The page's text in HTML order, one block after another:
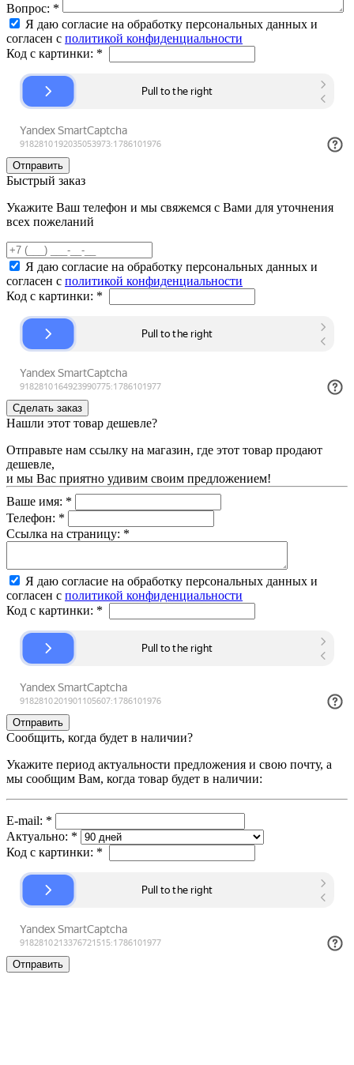
Вопрос: *
Я даю согласие на обработку персональных данных и
согласен с политикой конфиденциальности
Код с картинки: *
Быстрый заказ
Укажите Ваш телефон и мы свяжемся с Вами для уточнения
всех пожеланий
Я даю согласие на обработку персональных данных и
согласен с политикой конфиденциальности
Код с картинки: *
Нашли этот товар дешевле?
Отправьте нам ссылку на магазин, где этот товар продают
дешевле,
и мы Вас приятно удивим своим предложением!
Ваше имя: *
Телефон: *
Ссылка на страницу: *
Я даю согласие на обработку персональных данных и
согласен с политикой конфиденциальности
Код с картинки: *
Сообщить, когда будет в наличии?
Укажите период актуальности предложения и свою почту, а
мы сообщим Вам, когда товар будет в наличии:
E-mail: *
Актуально: *
Код с картинки: *